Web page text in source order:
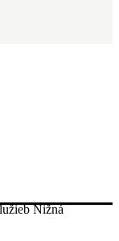
Nižná